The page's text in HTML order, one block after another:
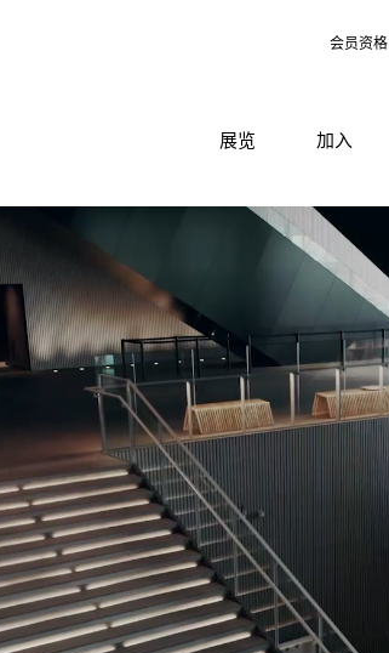
会员资格
展览 加入